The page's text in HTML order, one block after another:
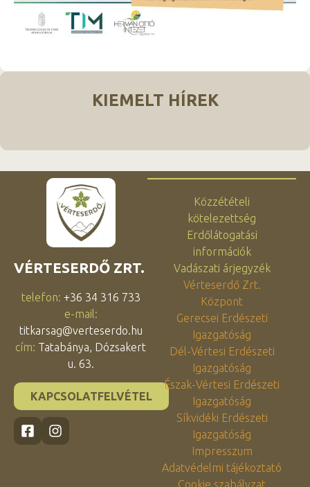
KIEMELT HÍREK
VÉRTESERDŐ ZRT.
telefon: +36 34 316 733
e-mail:
titkarsag@verteserdo.hu
cím: Tatabánya, Dózsakert
u. 63.
KAPCSOLATFELVÉTEL
Közzétételi
kötelezettség
Erdőlátogatási
információk
Vadászati árjegyzék
Vérteserdő Zrt.
Központ
Gerecsei Erdészeti
Igazgatóság
Dél-Vértesi Erdészeti
Igazgatóság
Észak-Vértesi Erdészeti
Igazgatóság
Síkvidéki Erdészeti
Igazgatóság
Impresszum
Adatvédelmi tájékoztató
Cookie szabályzat